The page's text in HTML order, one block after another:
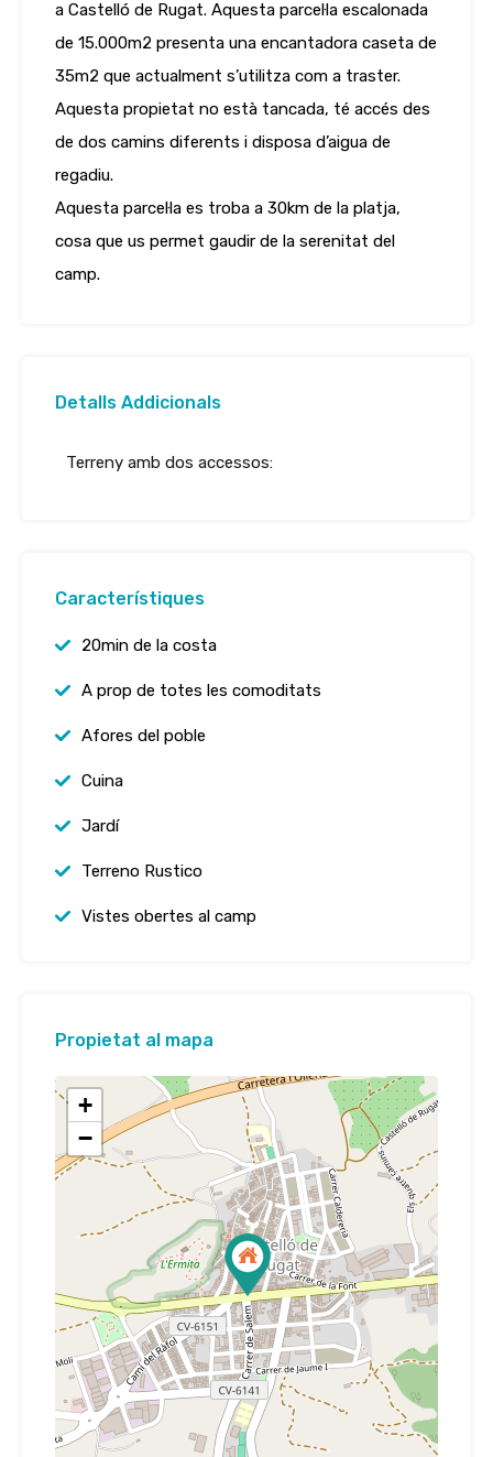
a Castelló de Rugat. Aquesta parcel·la escalonada
de 15.000m2 presenta una encantadora caseta de
35m2 que actualment s’utilitza com a traster.
Aquesta propietat no està tancada, té accés des
de dos camins diferents i disposa d’aigua de
regadiu.
Aquesta parcel·la es troba a 30km de la platja,
cosa que us permet gaudir de la serenitat del
camp.
Detalls Addicionals
Terreny amb dos accessos:
Característiques
20min de la costa
A prop de totes les comoditats
Afores del poble
Cuina
Jardí
Terreno Rustico
Vistes obertes al camp
Propietat al mapa
+
−